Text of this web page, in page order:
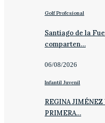
Golf Profesional
Santiago de la
comparten…
06/08/2026
Infantil Juvenil
REGINA JIMÉNEZ
PRIMERA…